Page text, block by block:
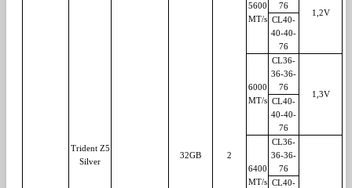
Trident Z5
Silver
32GB 2
5600
MT/s
76
1,2V
CL40-
40-40-
76
6000
MT/s
CL36-
36-36-
76
1,3V
CL40-
40-40-
76
6400
MT/s
CL36-
36-36-
76
CL40-